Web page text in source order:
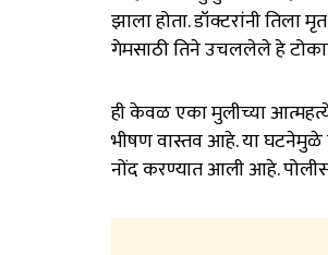
झाला होता. डॉक्टरांनी
गेमसाठी तिने उचललेले हे
ही केवळ एका मुलीच्या
भीषण वास्तव आहे. या
नोंद करण्यात आली आहे.